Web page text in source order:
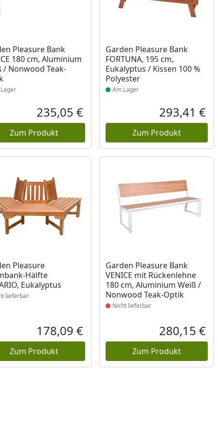
Pleasure Bank
180 cm, Aluminium
/ Nonwood Teak-
am Lager
Aktueller Preis
235,05 €
Zum Produkt
Garden Pleasure Bank
FORTUNA, 195 cm,
Eukalyptus / Kissen 100 %
Polyester
Produkt am Lager
Am Lager
293,41 €
Zum Produkt
Pleasure
Hälfte
Eukalyptus
nicht lieferbar
lieferbar
Aktueller Preis
178,09 €
Zum Produkt
Garden Pleasure Bank
VENICE mit Rückenlehne
180 cm, Aluminium Weiß /
Nonwood Teak-Optik
Produkt nicht lieferbar
Nicht lieferbar
280,15 €
Zum Produkt